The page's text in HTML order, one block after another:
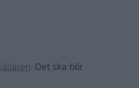
. Det ska blir